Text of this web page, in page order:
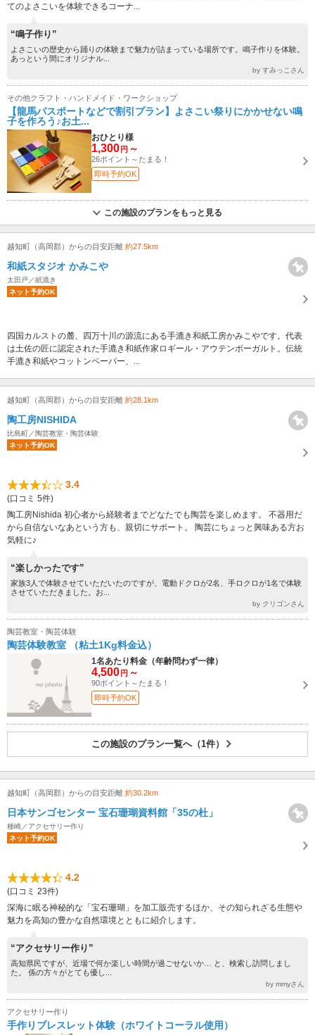
てのよさこいを体験できるコーナ...
“鳴子作り”
よさこいの歴史から踊りの体験まで魅力が詰まっている場所です。鳴子作りを体験。
あっという間にオリジナル...
by すみっこさん
その他クラフト・ハンドメイド・ワークショップ
【龍馬パスポートなどで割引プラン】よさこい祭りにかかせない鳴
子を作ろう♪お土...
おひとり様
1,300 円 ～
26ポイント～たまる！
即時予約OK
この施設のプランをもっと見る
越知町（高岡郡）からの目安距離 約27.5km
和紙スタジオ かみこや
太田戸／紙漉き
ネット予約OK
四国カルストの麓、四万十川の源流にある手漉き和紙工房かみこやです。代表
は土佐の匠に認定された手漉き和紙作家ロギール・アウテンボーガルト。伝統
手漉き和紙やコットンペーパー、...
越知町（高岡郡）からの目安距離 約28.1km
陶工房NISHIDA
比島町／陶芸教室・陶芸体験
ネット予約OK
3.4
(口コミ 5件)
陶工房Nishida 初心者から経験者までどなたでも陶芸を楽しめます。 不器用だ
から自信ないなあという方も、親切にサポート。 陶芸にちょっと興味ある方お
気軽に♪
“楽しかったです”
家族3人で体験させていただいたのですが、電動ドクロが2名、手ロクロが1名で体験
させていただきました。お...
by クリゴンさん
陶芸教室・陶芸体験
陶芸体験教室 （粘土1Kg料金込）
1名あたり料金（年齢問わず一律）
4,500 円 ～
90ポイント～たまる！
即時予約OK
この施設のプラン一覧へ（1件）
越知町（高岡郡）からの目安距離 約30.2km
日本サンゴセンター 宝石珊瑚資料館「35の杜」
種崎／アクセサリー作り
ネット予約OK
4.2
(口コミ 23件)
深海に眠る神秘的な「宝石珊瑚」を加工販売するほか、その知られざる生態や
魅力を高知の豊かな自然環境とともに紹介します。
“アクセサリー作り”
高知県民ですが、近場で何か楽しい時間が過ごせないか… と、検索し訪問しまし
た。 係の方々がとても優し...
by mmyさん
アクセサリー作り
手作りブレスレット体験（ホワイトコーラル使用）